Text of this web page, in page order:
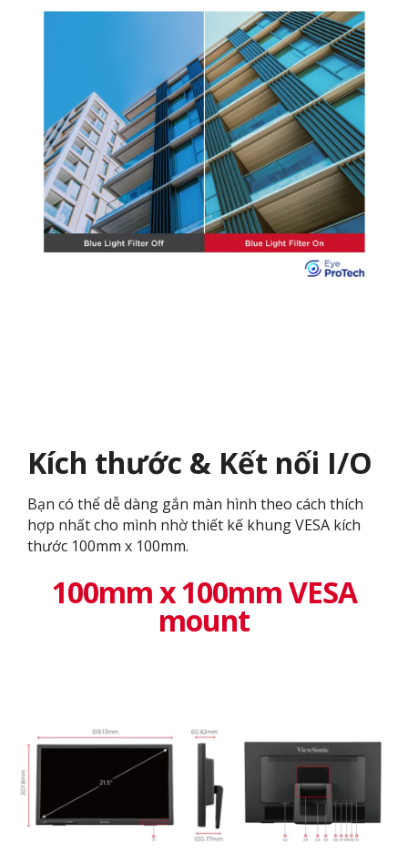
Kích thước & Kết nối I/O
Bạn có thể dễ dàng gắn màn hình theo cách thích
hợp nhất cho mình nhờ thiết kế khung VESA kích
thước 100mm x 100mm.
100mm x 100mm VESA
mount